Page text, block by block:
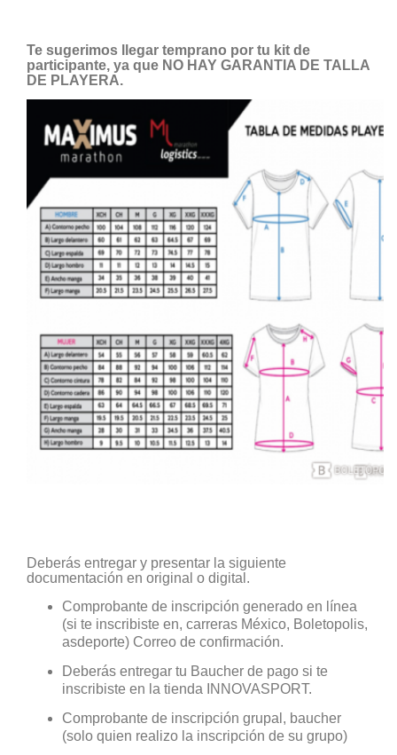
Te sugerimos llegar temprano por tu kit de
participante, ya que NO HAY GARANTIA DE TALLA
DE PLAYERA.
Deberás entregar y presentar la siguiente
documentación en original o digital.
Comprobante de inscripción generado en línea
(si te inscribiste en, carreras México, Boletopolis,
asdeporte) Correo de confirmación.
Deberás entregar tu Baucher de pago si te
inscribiste en la tienda INNOVASPORT.
Comprobante de inscripción grupal, baucher
(solo quien realizo la inscripción de su grupo)